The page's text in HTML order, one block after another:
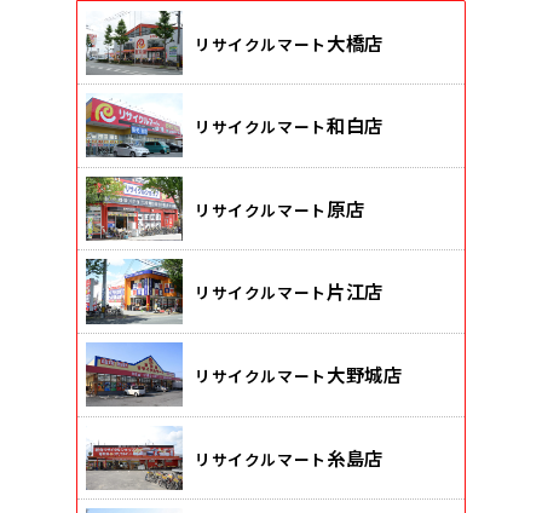
リサイクルマート 大橋店
リサイクルマート和白店
リサイクルマート 原店
リサイクルマート片江店
リサイクルマート 大野城店
リサイクルマート 糸島店